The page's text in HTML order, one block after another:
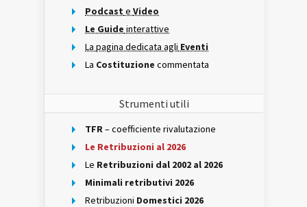
Podcast e Video
Le Guide interattive
La pagina dedicata agli Eventi
La Costituzione commentata
Strumenti utili
TFR– coefficiente rivalutazione
Le Retribuzioni al 2026
Le Retribuzioni dal 2002 al 2026
Minimali retributivi 2026
Retribuzioni Domestici 2026